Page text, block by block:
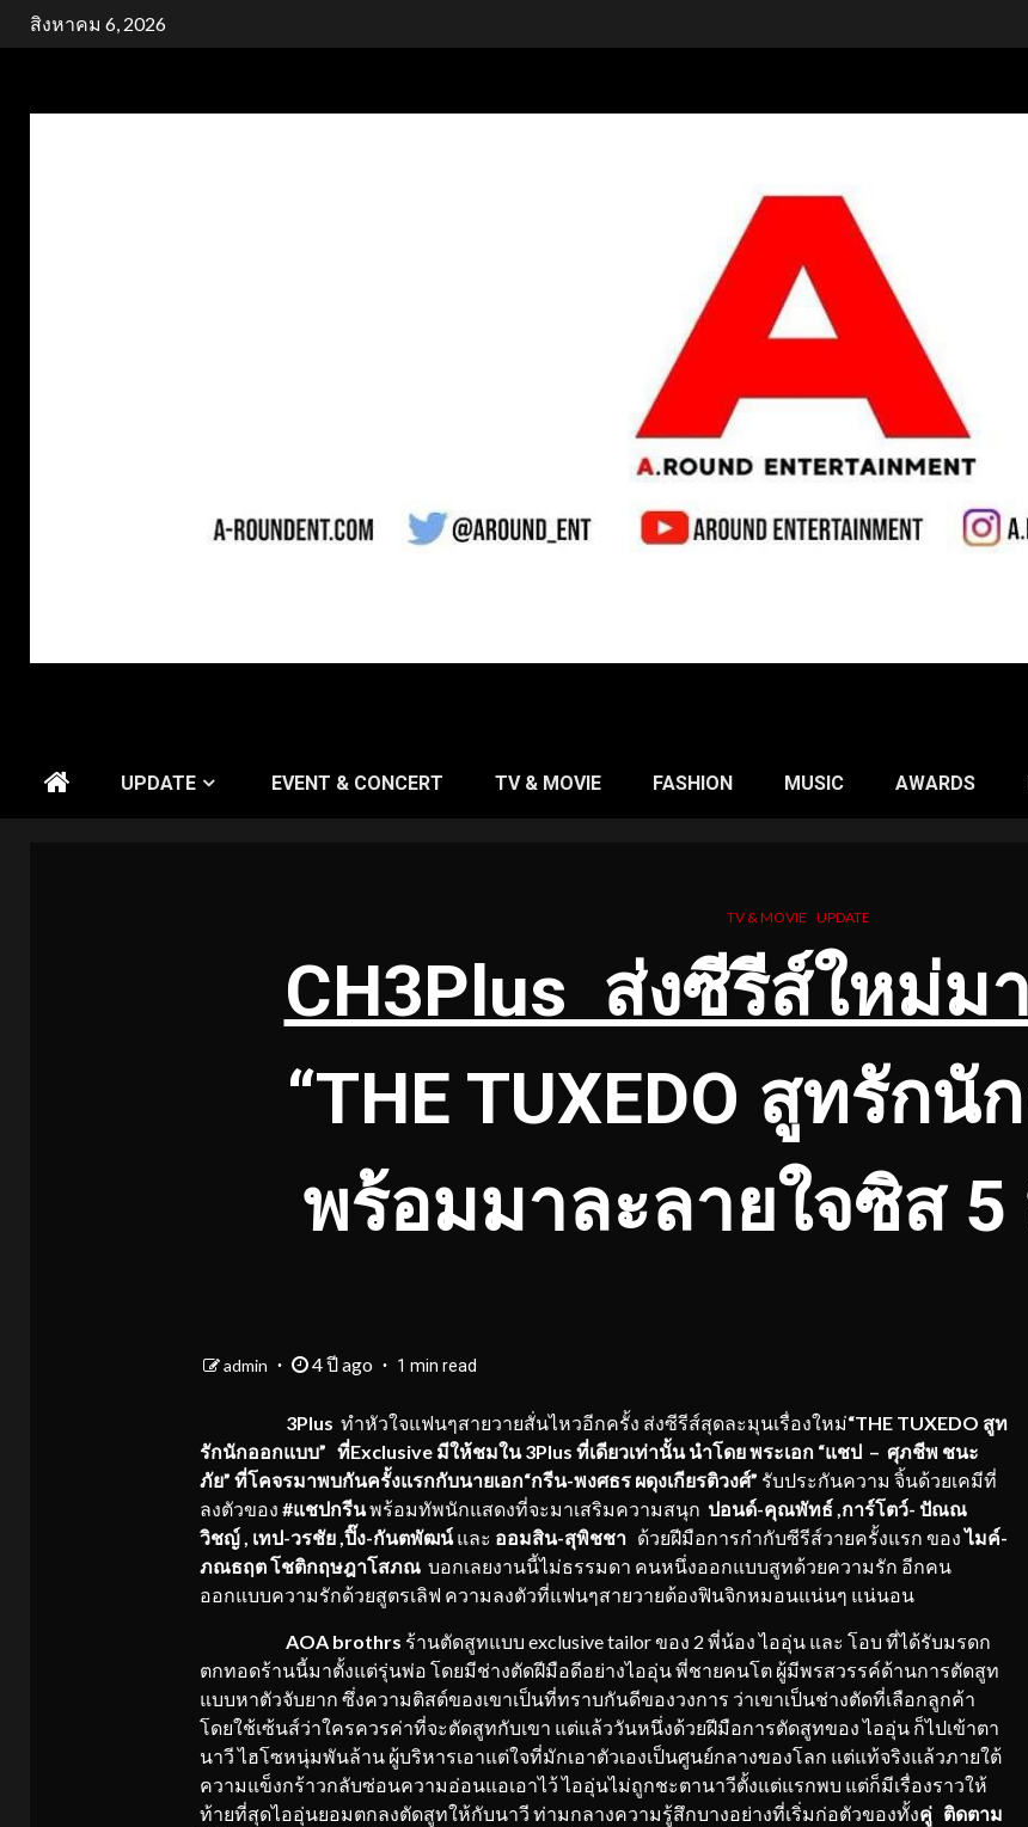
Skipสิงหาคม 6, 2026
UPDATE EVENT & CONCERT TV & MOVIE FASHION MUSIC AWARDS
TV & MOVIE UPDATE
CH3Plus ส่งซีรีส์ใหม่ม
“THE TUXEDO สูทรักนั
พร้อมมาละลายใจซิส
admin 4 ปี ago 1 min read
3Plus ทำหัวใจแฟนๆสายวายสั่นไหวอีกครั้ง ส่งซีรีส์สุดละมุนเรื่องใหม่“THE TUXEDO สูท
รักนักออกแบบ” ที่Exclusive มีให้ชมใน 3Plus ที่เดียวเท่านั้น นำโดย พระเอก “แชป – ศุภชีพ ชนะ
ภัย” ที่โคจรมาพบกันครั้งแรกกับนายเอก“กรีน-พงศธร ผดุงเกียรติวงศ์” รับประกันความ จิ้นด้วยเคมีที่
ลงตัวของ #แชปกรีนพร้อมทัพนักแสดงที่จะมาเสริมความสนุก ปอนด์-คุณพัทธ์,การ์โตว์- ปัณณ
วิชญ์ , เทป-วรชัย ,ปิ๊ง-กันตพัฒน์และ ออมสิน-สุพิชชาด้วยฝีมือการกำกับซีรีส์วายครั้งแรก ของไมค์-
ภณธฤต โชติกฤษฎาโสภณ บอกเลยงานนี้ไม่ธรรมดา คนหนึ่งออกแบบสูทด้วยความรัก อีกคน
ออกแบบความรักด้วยสูตรเลิฟ ความลงตัวที่แฟนๆสายวายต้องฟินจิกหมอนแน่นๆ แน่นอน
AOA brothrs ร้านตัดสูทแบบ exclusive tailor ของ 2 พี่น้อง ไออุ่น และ โอบ ที่ได้รับมรดก
ตกทอดร้านนี้มาตั้งแต่รุ่นพ่อ โดยมีช่างตัดฝีมือดีอย่างไออุ่น พี่ชายคนโต ผู้มีพรสวรรค์ด้านการตัดสูท
แบบหาตัวจับยาก ซึ่งความติสต์ของเขาเป็นที่ทราบกันดีของวงการ ว่าเขาเป็นช่างตัดที่เลือกลูกค้า
โดยใช้เซ้นส์ว่าใครควรค่าที่จะตัดสูทกับเขา แต่แล้ววันหนึ่งด้วยฝีมือการตัดสูทของ ไออุ่น ก็ไปเข้าตา
นาวี ไฮโซหนุ่มพันล้าน ผู้บริหารเอาแต่ใจที่มักเอาตัวเองเป็นศูนย์กลางของโลก แต่แท้จริงแล้วภายใต้
ความแข็งกร้าวกลับซ่อนความอ่อนแอเอาไว้ ไออุ่นไม่ถูกชะตานาวีตั้งแต่แรกพบ แต่ก็มีเรื่องราวให้
ท้ายที่สุดไออุ่นยอมตกลงตัดสูทให้กับนาวี ท่ามกลางความรู้สึกบางอย่างที่เริ่มก่อตัวของทั้งคู่ติดตาม